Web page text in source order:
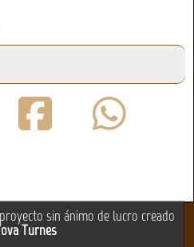
sin ánimo de lucro creado
Turnes